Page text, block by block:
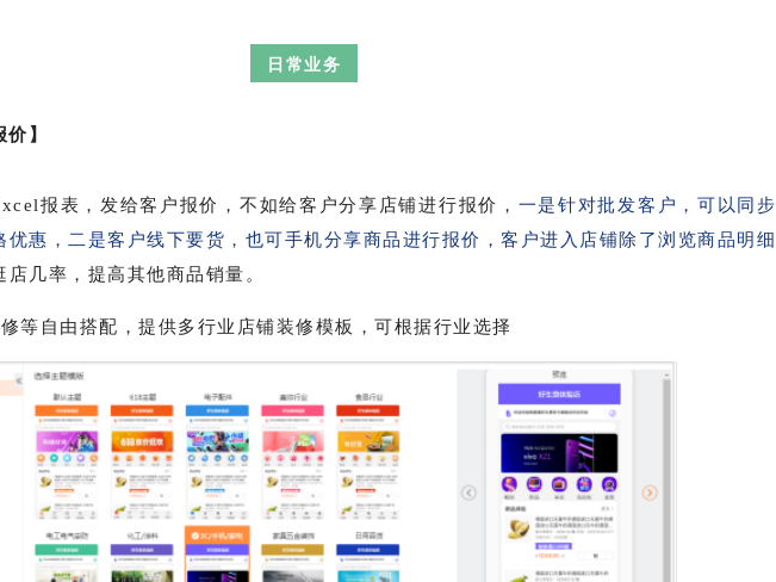
日常业务
价 】
报表，发给客户报价，不如给客户分享店铺进行报价， 一是针对批发客户，可以同步
优惠，二是客户线下要货，也可手机分享商品进行报价，客户进入店铺除了浏览商品明细
店几率，提高其他商品销量。
等自由搭配，提供多行业店铺装修模板，可根据行业选择